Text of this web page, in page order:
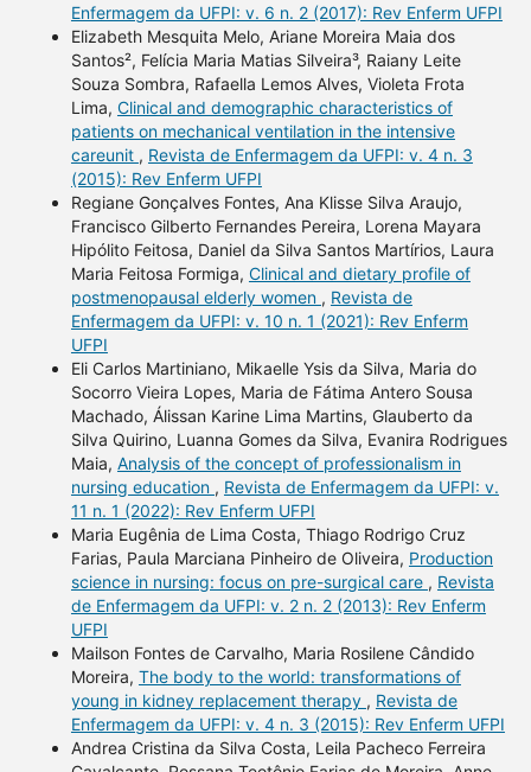
Enfermagem da UFPI: v. 6 n. 2 (2017): Rev Enferm UFPI
Elizabeth Mesquita Melo, Ariane Moreira Maia dos
Santos², Felícia Maria Matias Silveira³, Raiany Leite
Souza Sombra, Rafaella Lemos Alves, Violeta Frota
Lima, Clinical and demographic characteristics of
patients on mechanical ventilation in the intensive
careunit , Revista de Enfermagem da UFPI: v. 4 n. 3
(2015): Rev Enferm UFPI
Regiane Gonçalves Fontes, Ana Klisse Silva Araujo,
Francisco Gilberto Fernandes Pereira, Lorena Mayara
Hipólito Feitosa, Daniel da Silva Santos Martírios, Laura
Maria Feitosa Formiga, Clinical and dietary profile of
postmenopausal elderly women , Revista de
Enfermagem da UFPI: v. 10 n. 1 (2021): Rev Enferm
UFPI
Eli Carlos Martiniano, Mikaelle Ysis da Silva, Maria do
Socorro Vieira Lopes, Maria de Fátima Antero Sousa
Machado, Álissan Karine Lima Martins, Glauberto da
Silva Quirino, Luanna Gomes da Silva, Evanira Rodrigues
Maia, Analysis of the concept of professionalism in
nursing education , Revista de Enfermagem da UFPI: v.
11 n. 1 (2022): Rev Enferm UFPI
Maria Eugênia de Lima Costa, Thiago Rodrigo Cruz
Farias, Paula Marciana Pinheiro de Oliveira, Production
science in nursing: focus on pre-surgical care , Revista
de Enfermagem da UFPI: v. 2 n. 2 (2013): Rev Enferm
UFPI
Mailson Fontes de Carvalho, Maria Rosilene Cândido
Moreira, The body to the world: transformations of
young in kidney replacement therapy , Revista de
Enfermagem da UFPI: v. 4 n. 3 (2015): Rev Enferm UFPI
Andrea Cristina da Silva Costa, Leila Pacheco Ferreira